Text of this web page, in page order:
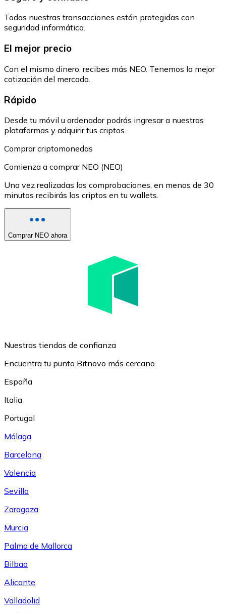
Todas nuestras transacciones están protegidas con
seguridad informática.
El mejor precio
Con el mismo dinero, recibes más NEO. Tenemos la mejor
cotización del mercado.
Rápido
Desde tu móvil u ordenador podrás ingresar a nuestras
plataformas y adquirir tus criptos.
Comprar criptomonedas
Comienza a comprar NEO (NEO)
Una vez realizadas las comprobaciones, en menos de 30
minutos recibirás las criptos en tu wallets.
Comprar NEO ahora
Nuestras tiendas de confianza
Encuentra tu punto Bitnovo más cercano
España
Italia
Portugal
Málaga
Barcelona
Valencia
Sevilla
Zaragoza
Murcia
Palma de Mallorca
Bilbao
Alicante
Valladolid